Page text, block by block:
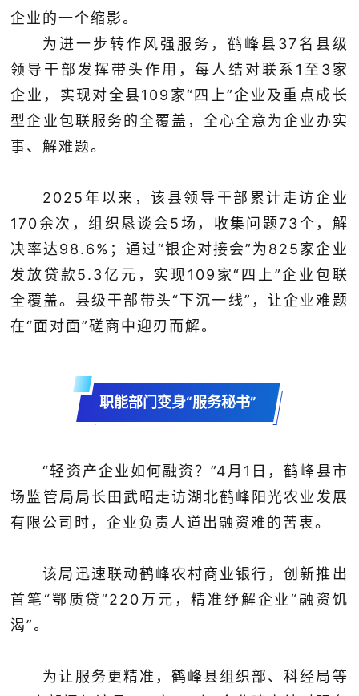
企业的一个缩影。
为进一步转作风强服务，鹤峰县37名县级
领导干部发挥带头作用，每人结对联系1至3家
企业，实现对全县109家“四上”企业及重点成长
型企业包联服务的全覆盖，全心全意为企业办实
事、解难题。
2025年以来，该县领导干部累计走访企业
170余次，组织恳谈会5场，收集问题73个，解
决率达98.6%；通过“银企对接会”为825家企业
发放贷款5.3亿元，实现109家“四上”企业包联
全覆盖。县级干部带头“下沉一线”，让企业难题
在“面对面”磋商中迎刃而解。
职能部门变身“服务秘书”
“轻资产企业如何融资？”4月1日，鹤峰县市
场监管局局长田武昭走访湖北鹤峰阳光农业发展
有限公司时，企业负责人道出融资难的苦衷。
该局迅速联动鹤峰农村商业银行，创新推出
首笔“鄂质贷”220万元，精准纾解企业“融资饥
渴”。
为让服务更精准，鹤峰县组织部、科经局等